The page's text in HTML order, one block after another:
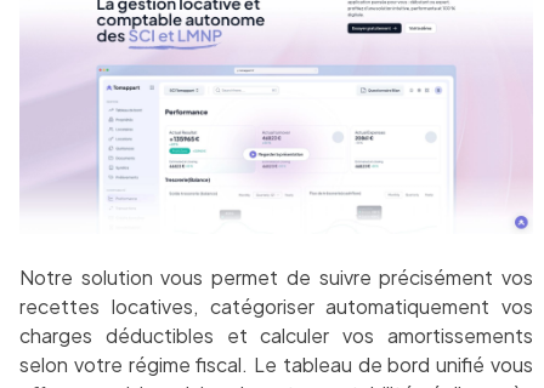
Notre solution vous permet de suivre précisément vos
recettes locatives, catégoriser automatiquement vos
charges déductibles et calculer vos amortissements
selon votre régime fiscal. Le tableau de bord unifié vous